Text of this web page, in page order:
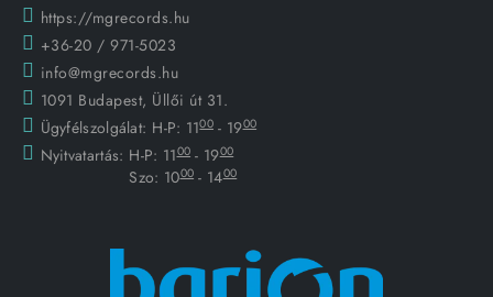
https://mgrecords.hu
+36-20 / 971-5023
info@mgrecords.hu
1091 Budapest, Üllői út 31.
Ügyfélszolgálat: H-P: 1100 - 1900
Nyitvatartás: H-P: 1100 - 1900
Szo: 1000 - 1400